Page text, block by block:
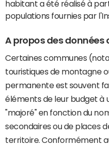
habitant a été réalisé à
populations fournies par
A propos des données
Certaines communes
touristiques de montagne
permanente est souvent
éléments de leur budget à
"majoré" en fonction du
secondaires ou de places
territoire. Conformément